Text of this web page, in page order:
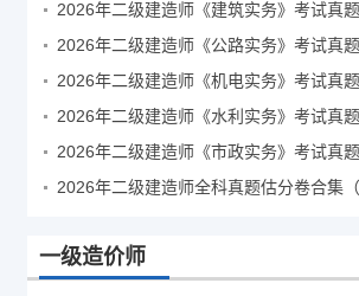
一级造价师